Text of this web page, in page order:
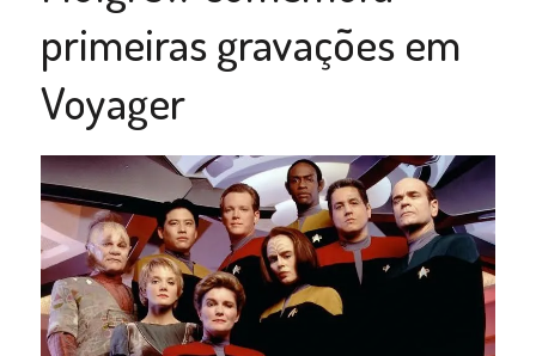
primeiras gravações em
Voyager